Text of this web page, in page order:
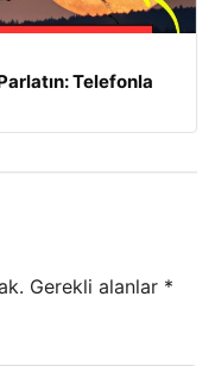
Telefonla
Gerekli alanlar *